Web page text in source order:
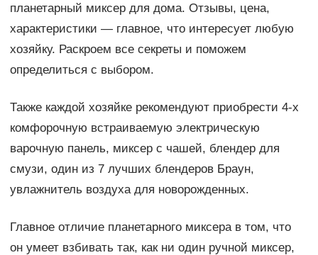
планетарный миксер для дома. Отзывы, цена,
характеристики — главное, что интересует любую
хозяйку. Раскроем все секреты и поможем
определиться с выбором.
Также каждой хозяйке рекомендуют приобрести 4-х
комфорочную встраиваемую электрическую
варочную панель, миксер с чашей, блендер для
смузи, один из 7 лучших блендеров Браун,
увлажнитель воздуха для новорожденных.
Главное отличие планетарного миксера в том, что
он умеет взбивать так, как ни один ручной миксер,